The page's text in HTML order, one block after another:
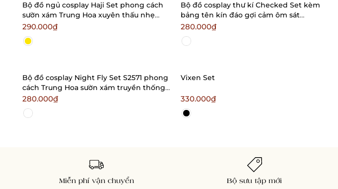
Bộ đồ ngủ cosplay Haji Set phong cách
sườn xám Trung Hoa xuyên thấu nhẹ
nhàng Bralettehousevn
290.000₫
Bộ đồ cosplay thư kí Checked Set kèm
bảng tên kín đáo gợi cảm ôm sát
Bralettehousevn
280.000₫
Bộ đồ cosplay Night Fly Set S2571 phong
cách Trung Hoa sườn xám truyền thống
gợi cảm nữ tính Trung Thu
Bralettehousevn
280.000₫
Vixen Set
330.000₫
Miễn phí vận chuyển Bộ sưu tập mới